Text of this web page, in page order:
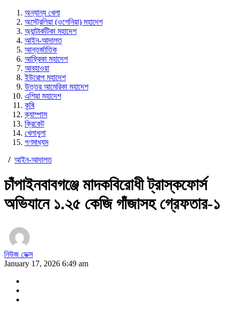
অন্যান্য খেলা
অস্ট্রেলিয়া (ওশেনিয়া) মহাদেশ
অ্যান্টার্কটিকা মহাদেশ
আইন-আদালত
আন্তর্জাতিক
আফ্রিকা মহাদেশ
আবহাওয়া
ইউরোপ মহাদেশ
উত্তর আমেরিকা মহাদেশ
এশিয়া মহাদেশ
কৃষি
ক্যাম্পাস
ক্রিকেট
খেলাধুলা
গণমাধ্যম
/ আইন-আদালত
চাঁপাইনবাবগঞ্জে মাদকবিরোধী ট্রাস্কফোর্স
অভিযানে ১.২৫ কেজি গাঁজাসহ গ্রেফতার-১
নিউজ ডেক্স
January 17, 2026 6:49 am